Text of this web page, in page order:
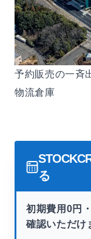
予約販売の一斉
物流倉庫
る
初期費用0円
確認いただけ